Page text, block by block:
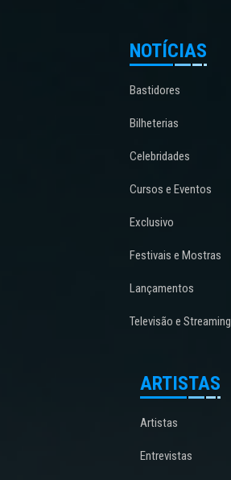
NOTÍCIAS
Bastidores
Bilheterias
Celebridades
Cursos e Eventos
Exclusivo
Festivais e Mostras
Lançamentos
Televisão e Streaming
ARTISTAS
Artistas
Entrevistas